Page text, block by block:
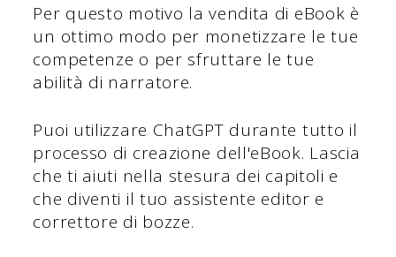
Per questo motivo la vendita di eBook è
un ottimo modo per monetizzare le tue
competenze o per sfruttare le tue
abilità di narratore.
Puoi utilizzare ChatGPT durante tutto il
processo di creazione dell'eBook. Lascia
che ti aiuti nella stesura dei capitoli e
che diventi il tuo assistente editor e
correttore di bozze.